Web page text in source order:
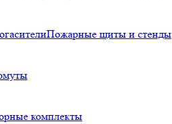
Пожарные щиты и стенды
комплекты